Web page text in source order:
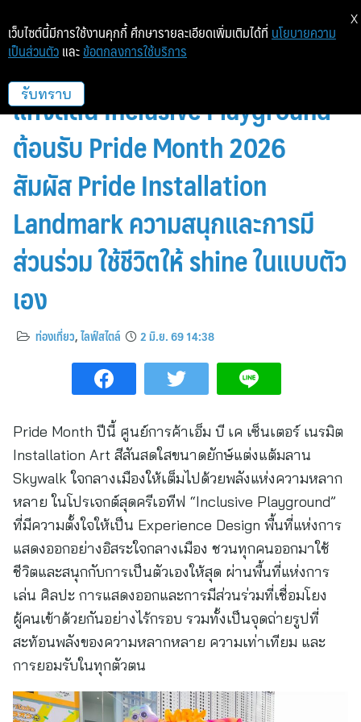
MBK Center x จุฬาฯ เนรมิตพื้นที่
แห่งสีสัน Inclusive Playground
ต้อนรับ Pride Month 2026
สัมผัส Pride Installation
Landmark ความสนุกและการมี
ส่วนร่วม ใช้ชีวิตให้ shine ในแบบตัว
เอง
ท่องเที่ยว,ไลฟ์สไตล์ 2 มิ.ย. 69 14:38
Pride Month ปีนี้ ศูนย์การค้าเอ็ม บี เค เซ็นเตอร์ เนรมิต
Installation Art สีสันสดใสขนาดยักษ์แต่งแต้มลาน
Skywalk ใจกลางเมืองให้เต็มไปด้วยพลังแห่งความหลาก
หลาย ในโปรเจกต์สุดครีเอทีฟ “Inclusive Playground”
ที่มีความตั้งใจให้เป็น Experience Design พื้นที่แห่งการ
แสดงออกอย่างอิสระใจกลางเมือง ชวนทุกคนออกมาใช้
ชีวิตและสนุกกับการเป็นตัวเองให้สุด ผ่านพื้นที่แห่งการ
เล่น ศิลปะ การแสดงออกและการมีส่วนร่วมที่เชื่อมโยง
ผู้คนเข้าด้วยกันอย่างไร้กรอบ รวมทั้งเป็นจุดถ่ายรูปที่
สะท้อนพลังของความหลากหลาย ความเท่าเทียม และ
การยอมรับในทุกตัวตน
เว็บไซต์นี้มีการใช้งานคุกกี้ ศึกษารายละเอียดเพิ่มเติมได้ที่ นโยบายความ
เป็นส่วนตัว และ ข้อตกลงการใช้บริการ
รับทราบ
X